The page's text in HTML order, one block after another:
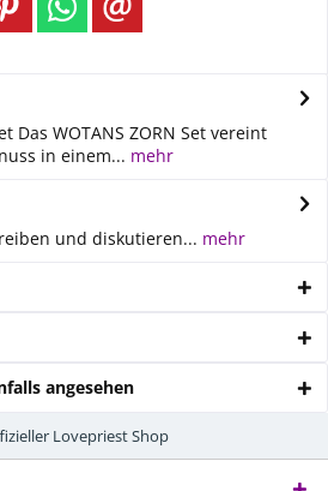
Das WOTANS ZORN Set vereint
in einem... mehr
und diskutieren... mehr
angesehen
Lovepriest Shop